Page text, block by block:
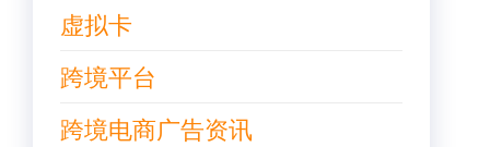
虚拟卡
跨境平台
跨境电商广告资讯